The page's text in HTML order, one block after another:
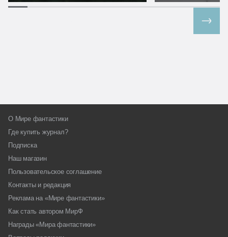
О Мире фантастики
Где купить журнал?
Подписка
Наш магазин
Пользовательское соглашение
Контакты и редакция
Реклама на «Мире фантастики»
Как стать автором МирФ
Награды «Мира фантастики»